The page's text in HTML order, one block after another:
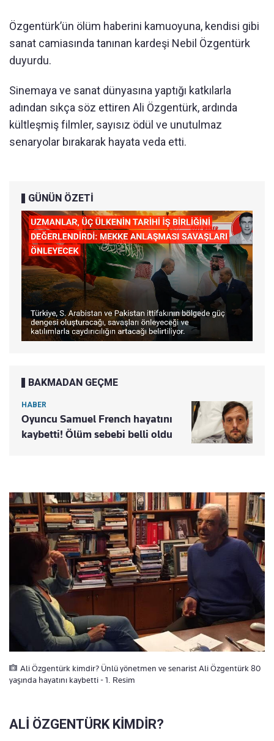
Özgentürk’ün ölüm haberini kamuoyuna, kendisi gibi
sanat camiasında tanınan kardeşi Nebil Özgentürk
duyurdu.
Sinemaya ve sanat dünyasına yaptığı katkılarla
adından sıkça söz ettiren Ali Özgentürk, ardında
kültleşmiş filmler, sayısız ödül ve unutulmaz
senaryolar bırakarak hayata veda etti.
GÜNÜN ÖZETİ
BAKMADAN GEÇME
HABER
Oyuncu Samuel French hayatını
kaybetti! Ölüm sebebi belli oldu
Ali Özgentürk kimdir? Ünlü yönetmen ve senarist Ali Özgentürk 80
yaşında hayatını kaybetti - 1. Resim
ALİ ÖZGENTÜRK KİMDİR?